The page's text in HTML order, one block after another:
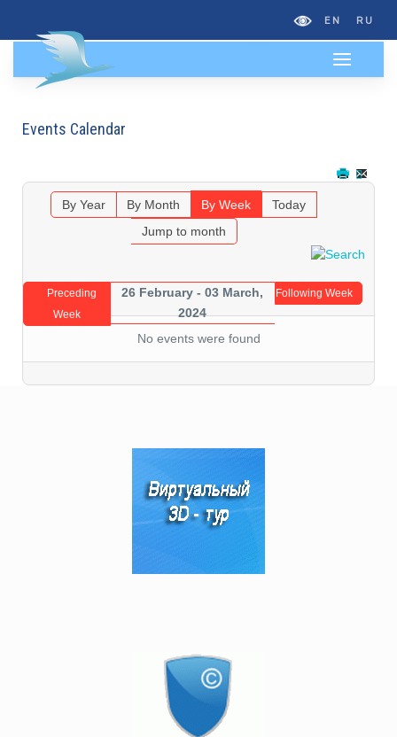
EN RU
Events Calendar
By Year By Month By Week
Today
Jump to month
Preceding
Week
26 February - 03 March,
2024
Following Week
No events were found